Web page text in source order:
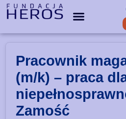
Pracownik
(m/k) – praca
Zamość